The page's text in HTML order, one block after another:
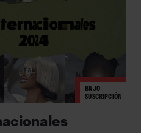
BAJO
SUSCRIPCIÓN